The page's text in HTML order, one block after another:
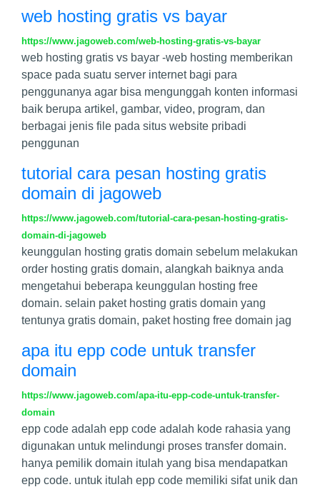
web hosting gratis vs bayar
https://www.jagoweb.com/web-hosting-gratis-vs-bayar
web hosting gratis vs bayar -web hosting memberikan
space pada suatu server internet bagi para
penggunanya agar bisa mengunggah konten informasi
baik berupa artikel, gambar, video, program, dan
berbagai jenis file pada situs website pribadi
penggunan
tutorial cara pesan hosting gratis
domain di jagoweb
https://www.jagoweb.com/tutorial-cara-pesan-hosting-gratis-
domain-di-jagoweb
keunggulan hosting gratis domain sebelum melakukan
order hosting gratis domain, alangkah baiknya anda
mengetahui beberapa keunggulan hosting free
domain. selain paket hosting gratis domain yang
tentunya gratis domain, paket hosting free domain jag
apa itu epp code untuk transfer
domain
https://www.jagoweb.com/apa-itu-epp-code-untuk-transfer-
domain
epp code adalah epp code adalah kode rahasia yang
digunakan untuk melindungi proses transfer domain.
hanya pemilik domain itulah yang bisa mendapatkan
epp code. untuk itulah epp code memiliki sifat unik dan